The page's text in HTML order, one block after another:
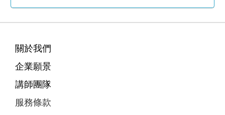
關於我們
企業願景
講師團隊
服務條款